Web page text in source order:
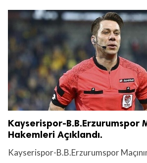
Kayserispor-B.B.Erzurumspor
Hakemleri Açıklandı.
Kayserispor-B.B.Erzurumspor